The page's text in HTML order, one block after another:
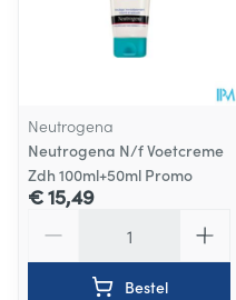
Neutrogena
Neutrogena N/f Voetcreme
Zdh 100ml+50ml Promo
€ 15,49
Bestel